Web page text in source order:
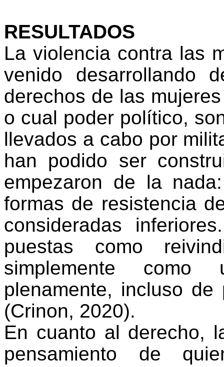
RESULTADOS
La violencia contra las
venido desarrollando
derechos de las
o cual poder político,
llevados a cabo por
han podido ser
empezaron de la
formas de resistencia
consideradas
puestas como
simplemente
plenamente, incluso
(Crinon, 2020).
En cuanto al derecho,
pensamiento de